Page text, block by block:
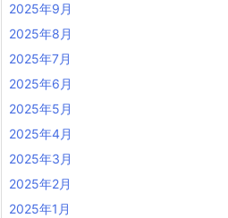
2025年9月
2025年8月
2025年7月
2025年6月
2025年5月
2025年4月
2025年3月
2025年2月
2025年1月